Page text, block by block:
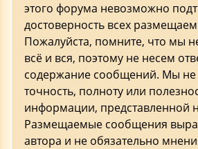
этого форума невозможно
достоверность всех
Пожалуйста, помните, что мы
всё и вся, поэтому не несем
содержание сообщений. Мы не
точность, полноту или
информации, представленной
Размещаемые сообщения
автора и не обязательно